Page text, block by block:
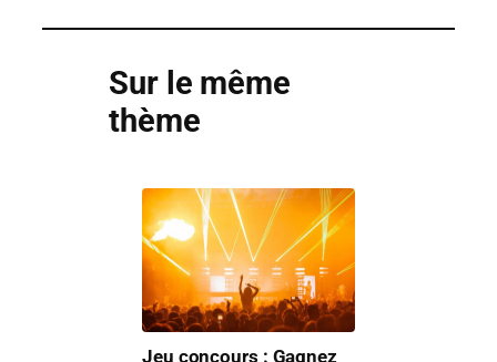
Sur le même
thème
Jeu concours : Gagnez